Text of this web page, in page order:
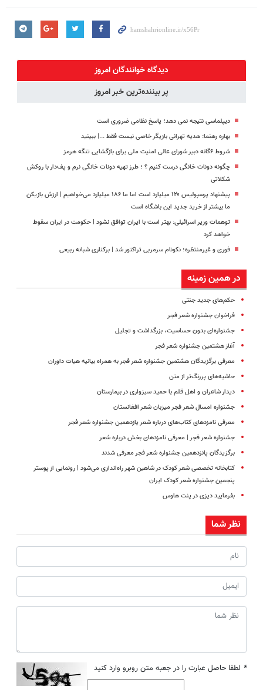
دیدگاه خوانندگان امروز
پر بیننده‌ترین خبر امروز
دیپلماسی نتیجه‌ نمی دهد؛ پاسخ نظامی ضروری است
بهاره رهنما: هدیه تهرانی بازیگر خاصی نیست فقط ...|‌ ببینید
شروط ۶گانه دبیر شورای عالی امنیت ملی برای بازگشایی تنگه هرمز
چگونه دونات خانگی درست کنیم ؟ ؛ طرز تهیه دونات خانگی نرم و پف‌دار با روکش
شکلاتی
پیشنهاد پرسپولیس ۱۲۰ میلیارد است اما ما ۱۸۶ میلیارد می‌خواهیم | ارزش بازیکن
ما بیشتر از خرید جدید این باشگاه است
توهمات وزیر اسرائیلی: بهتر است با ایران توافق نشود | حکومت در ایران سقوط
خواهد کرد
فوری و غیرمنتظره؛‌ نکونام سرمربی تراکتور شد | برکناری شبانه ربیعی
در همین زمینه
حکم‌های جدید جنتی
فراخوان جشنواره شعر فجر
جشنواره‌ای بدون حساسیت، بزرگداشت و تجلیل
آغاز هشتمین جشنواره شعر فجر
معرفی برگزیدگان هشتمین جشنواره شعر فجر به همراه بیانیه هیات داوران
حاشیه‌های پررنگ‌تر از متن
دیدار شاعران و اهل قلم با حمید سبزواری در بیمارستان
جشنواره امسال شعر فجر میزبان شعر افغانستان
معرفی نامزدهای کتاب‌های درباره شعر یازدهمین جشنواره شعر فجر
جشنواره شعر فجر | معرفی نامزدهای بخش درباره شعر
برگزیدگان پانزدهمین جشنواره شعر فجر معرفی شدند
کتابخانه تخصصی شعر کودک در شاهین شهر راه‌اندازی می‌شود | رونمایی از پوستر
پنجمین جشنواره شعر کودک ایران
بفرمایید دیزی در پنت هاوس
نظر شما
* لطفا حاصل عبارت را در جعبه متن روبرو وارد کنید